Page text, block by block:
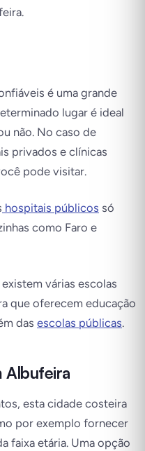
é uma grande
lugar é ideal
não. No caso de
privados e clínicas
pode visitar.
hospitais públicos só
como Faro e
várias escolas
que oferecem educação
das escolas públicas.
Albufeira
esta cidade costeira
por exemplo fornecer
faixa etária. Uma opção